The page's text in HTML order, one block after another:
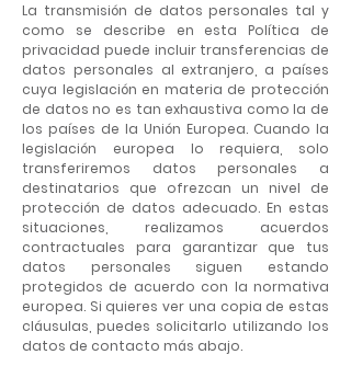
La transmisión de datos personales tal y
como se describe en esta Política de
privacidad puede incluir transferencias de
datos personales al extranjero, a países
cuya legislación en materia de protección
de datos no es tan exhaustiva como la de
los países de la Unión Europea. Cuando la
legislación europea lo requiera, solo
transferiremos datos personales a
destinatarios que ofrezcan un nivel de
protección de datos adecuado. En estas
situaciones, realizamos acuerdos
contractuales para garantizar que tus
datos personales siguen estando
protegidos de acuerdo con la normativa
europea. Si quieres ver una copia de estas
cláusulas, puedes solicitarlo utilizando los
datos de contacto más abajo.